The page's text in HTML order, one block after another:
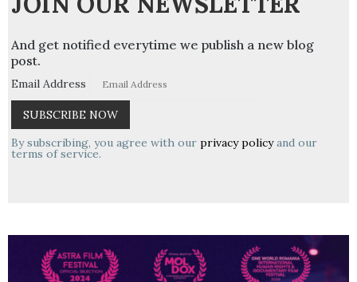
And get notified everytime we publish a new blog
post.
Email Address
By subscribing, you agree with our privacy policyand our
terms of service.